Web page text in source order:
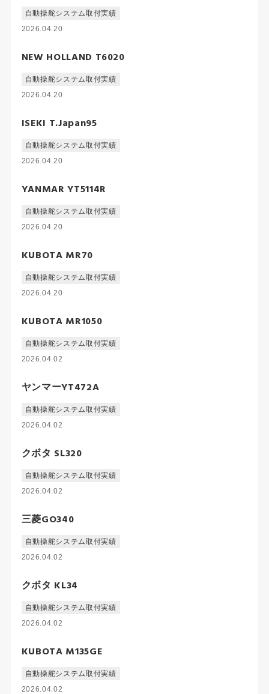
自動操舵システム取付実績
2026.04.20
NEW HOLLAND T6020
自動操舵システム取付実績
2026.04.20
ISEKI T.Japan95
自動操舵システム取付実績
2026.04.20
YANMAR YT5114R
自動操舵システム取付実績
2026.04.20
KUBOTA MR70
自動操舵システム取付実績
2026.04.20
KUBOTA MR1050
自動操舵システム取付実績
2026.04.02
ヤンマーYT472A
自動操舵システム取付実績
2026.04.02
クボタ SL320
自動操舵システム取付実績
2026.04.02
三菱GO340
自動操舵システム取付実績
2026.04.02
クボタ KL34
自動操舵システム取付実績
2026.04.02
KUBOTA M135GE
自動操舵システム取付実績
2026.04.02